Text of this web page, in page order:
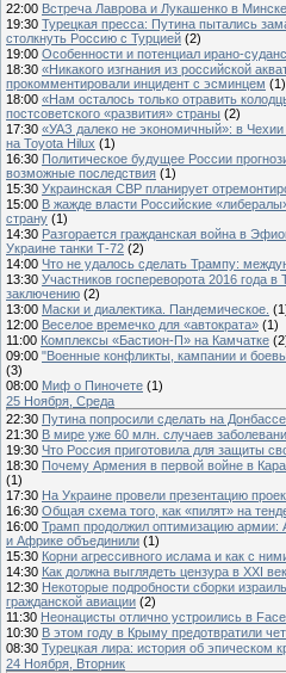
22:00 Встреча Лаврова и Лукашенко в Минске
19:30 Турецкая пресса: Путина пытались
столкнуть Россию с Турцией (2)
19:00 Особенности и потенциал ирано-
18:30 «Никакого изгнания из российской
прокомментировали инцидент с эсминцем (1)
18:00 «Нам осталось только отравить
постсоветского «развития» страны (2)
17:30 «УАЗ далеко не экономичный»: в
на Toyota Hilux (1)
16:30 Политическое будущее России
возможные последствия (1)
15:30 Украинская СВР планирует
15:00 В жажде власти Российские
страну (1)
14:30 Разгорается гражданская война в
Украине танки Т-72 (2)
14:00 Что не удалось сделать Трампу:
13:30 Участников госпереворота 2016 года
заключению (2)
13:00 Маски и диалектика. Пандемическое.
12:00 Веселое времечко для «автократа» (1)
11:00 Комплексы «Бастион-П» на Камчатке
09:00 "Военные конфликты, кампании и
(3)
08:00 Миф о Пиночете (1)
25 Ноября, Среда
22:30 Путина попросили сделать на
21:30 В мире уже 60 млн. случаев
19:30 Что Россия приготовила для защиты
18:30 Почему Армения в первой войне в
(1)
17:30 На Украине провели презентацию
16:30 Общая схема того, как «пилят» на
16:00 Трамп продолжил оптимизацию армии:
и Африке объединили (1)
15:30 Корни агрессивного ислама и как с
14:30 Как должна выглядеть цензура в XXI
12:30 Некоторые подробности сборки
гражданской авиации (2)
11:30 Неонацисты отлично устроились в
10:30 В этом году в Крыму предотвратили
08:30 Турецкая лира: история об эпическом
24 Ноября, Вторник